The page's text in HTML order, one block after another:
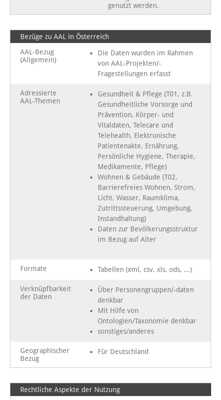
genutzt werden.
Bezüge zu AAL in Österreich
AAL-Bezug
(Allgemein)
Die Daten wurden im Rahmen
von AAL-Projekten/-
Fragestellungen erfasst
Adressierte
AAL-Themen
Gesundheit & Pflege (T01, z.B.
Gesundheitliche Vorsorge und
Prävention, Körper- und
Vitaldaten, Telecare und
Telehealth, Elektronische
Patientenakte, Ernährung,
Persönliche Hygiene, Therapie,
Medikamente, Pflege)
Wohnen & Gebäude (T02,
Barrierefreies Wohnen, Strom,
Licht, Wasser, Raumklima,
Zutrittssteuerung, Umgebung,
Instandhaltung)
Daten zur Bevölkerungsstruktur
im Bezug auf Alter
Formate Tabellen (xml, csv, xls, ods, ...)
Verknüpfbarkeit
der Daten
Über Personengruppen/-daten
denkbar
Mit Hilfe von
Ontologien/Taxonomie denkbar
sonstiges/anderes
Geographischer
Bezug
Für Deutschland
Rechtliche Aspekte der Nutzung